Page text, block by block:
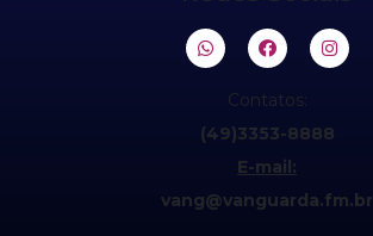
Contatos:
(49)3353-8888
E-mail:
vang@vanguarda.fm.br